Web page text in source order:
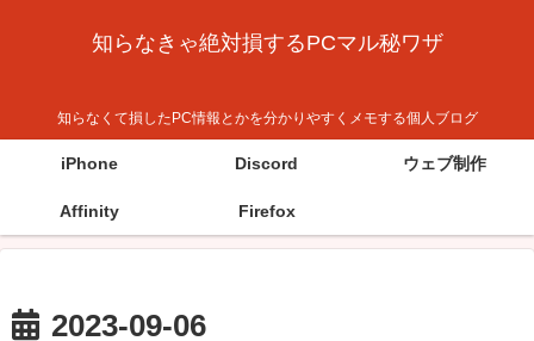
知らなきゃ絶対損するPCマル秘ワザ
知らなくて損したPC情報とかを分かりやすくメモする個人ブログ
iPhone Discord ウェブ制作
Affinity Firefox
2023-09-06